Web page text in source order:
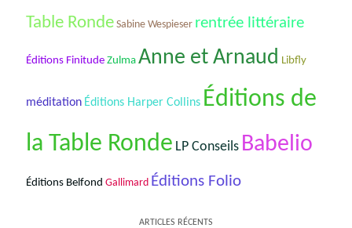
Table Ronde Sabine Wespieser rentrée littéraire
Éditions Finitude Zulma Anne et Arnaud Libfly
méditation Éditions Harper Collins Éditions de
la Table Ronde LP Conseils Babelio
Éditions Belfond Gallimard Éditions Folio
ARTICLES RÉCENTS